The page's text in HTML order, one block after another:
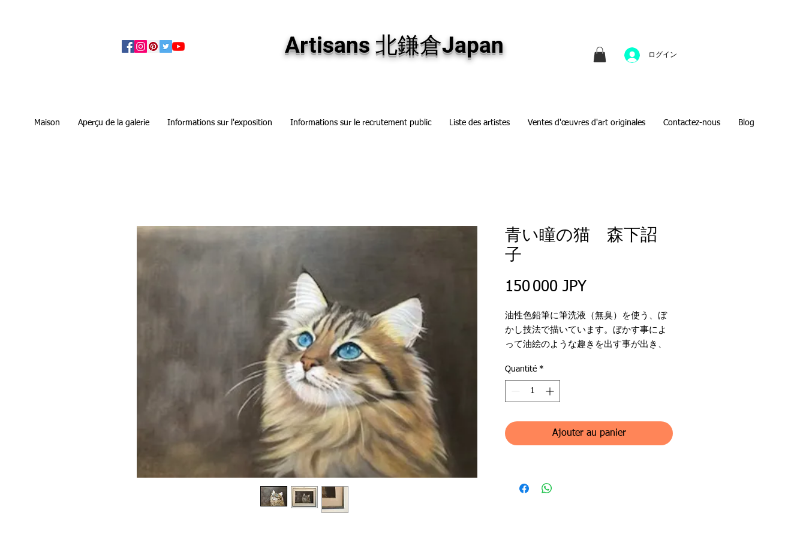
Artisans 北鎌倉Japan ログイン
Maison Aperçu de la galerie Informations sur l'exposition Informations sur le recrutement public Liste des artistes Ventes d'œuvres d'art originales Contactez-nous Blog
青い瞳の猫 森下詔
子
150 000 JPYPrix
油性色鉛筆に筆洗液（無臭）を使う、ぼ
かし技法で描いています。ぼかす事によ
って油絵のような趣きを出す事が出き、
りました。
●作品名：青い瞳の猫
●落款・印：左下
●ジャンル：色鉛筆（原画）
●額外枠サイズ：46 x 59cm
Quantité *
Ajouter au panier